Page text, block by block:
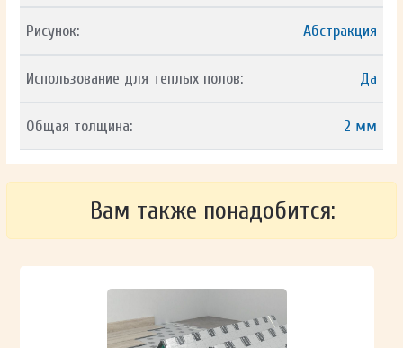
Рисунок: Абстракция
Использование для теплых полов: Да
Общая толщина: 2 мм
Вам также понадобится: